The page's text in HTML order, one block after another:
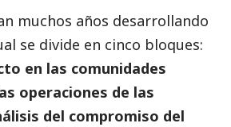
muchos años desarrollando
se divide en cinco bloques:
en las comunidades
operaciones de las
del compromiso del